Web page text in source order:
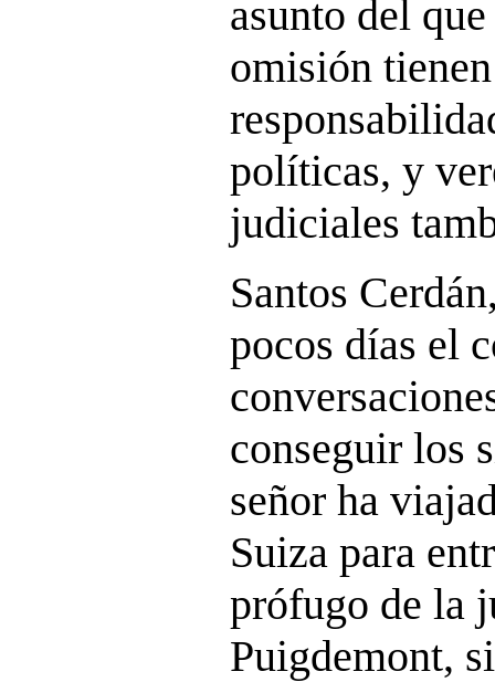
asunto del
omisión
políticas, y
judiciales
Santos
pocos días el
conseguir los
señor ha
Suiza para
prófugo de la
Puigdemont,